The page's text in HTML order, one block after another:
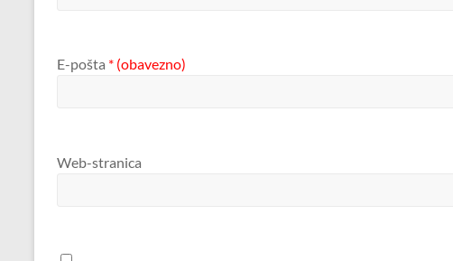
E-pošta * (obavezno)
Web-stranica